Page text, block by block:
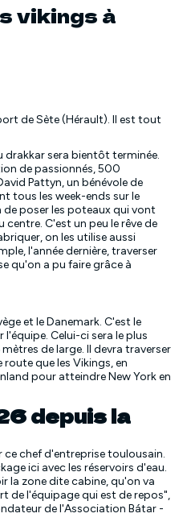
vikings à
de Sète (Hérault). Il est tout
sera bientôt terminée.
de passionnés, 500
Pattyn, un bénévole de
tous les week-ends sur le
de poser les poteaux qui vont
C'est un peu le rêve de
on les utilise aussi
l'année dernière, traverser
qu'on a pu faire grâce à
et le Danemark. C'est le
Celui-ci sera le plus
de large. Il devra traverser
que les Vikings, en
pour atteindre New York en
depuis la
ce chef d'entreprise toulousain.
ici avec les réservoirs d'eau.
la zone dite cabine, qu'on va
de l'équipage qui est de repos",
de l'Association Bátar -